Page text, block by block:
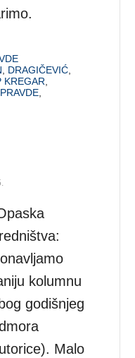
, DRAGIČEVIĆ,
KREGAR,
,
kolumnu
godišnjeg
Malo